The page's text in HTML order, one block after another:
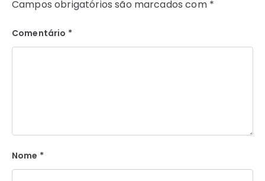
Campos obrigatórios são marcados com *
Comentário *
Nome *